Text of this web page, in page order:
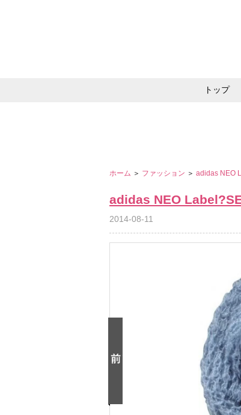
トップ
ホーム ＞ ファッション ＞ adidas NEO
adidas NEO
2014-08-11